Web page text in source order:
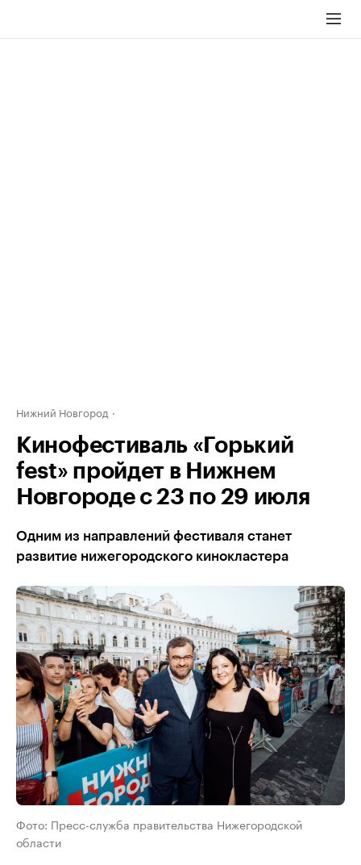
Нижний Новгород
Кинофестиваль «Горький
fest» пройдет в Нижнем
Новгороде с 23 по 29 июля
Одним из направлений фестиваля станет
развитие нижегородского кинокластера
Фото: Пресс-служба правительства Нижегородской
области